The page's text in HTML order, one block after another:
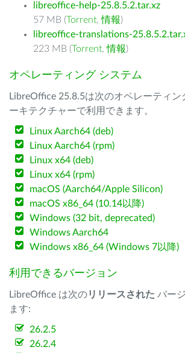
libreoffice-help-25.8.5.2.tar.xz
57 MB (Torrent,情報)
libreoffice-translations-
223 MB (Torrent,情報)
オペレーティング システム
LibreOffice 25.8.5は次のオペレーティ
ーキテクチャーで利用できます。
Linux Aarch64 (deb)
Linux Aarch64 (rpm)
Linux x64 (deb)
Linux x64 (rpm)
macOS (Aarch64/Apple Silicon)
macOS x86_64 (10.14以降)
Windows (32 bit, deprecated)
Windows Aarch64
Windows x86_64 (Windows 7以降)
利用できるバージョン
LibreOffice は次のリリースされた バー
ます:
26.2.5
26.2.4